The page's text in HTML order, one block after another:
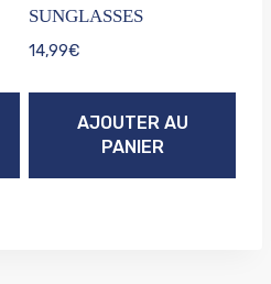
SUNGLASSES
14,99€
AJOUTER AU
PANIER